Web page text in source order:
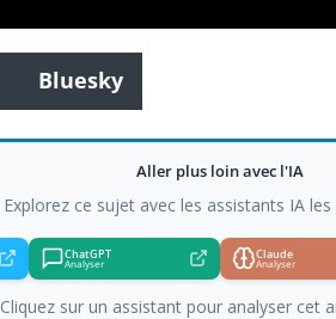
Bluesky
Aller plus loin avec l'IA
Explorez ce sujet avec les assistants IA les
ChatGPT
Analyser
Claude
Analyser
Cliquez sur un assistant pour analyser cet